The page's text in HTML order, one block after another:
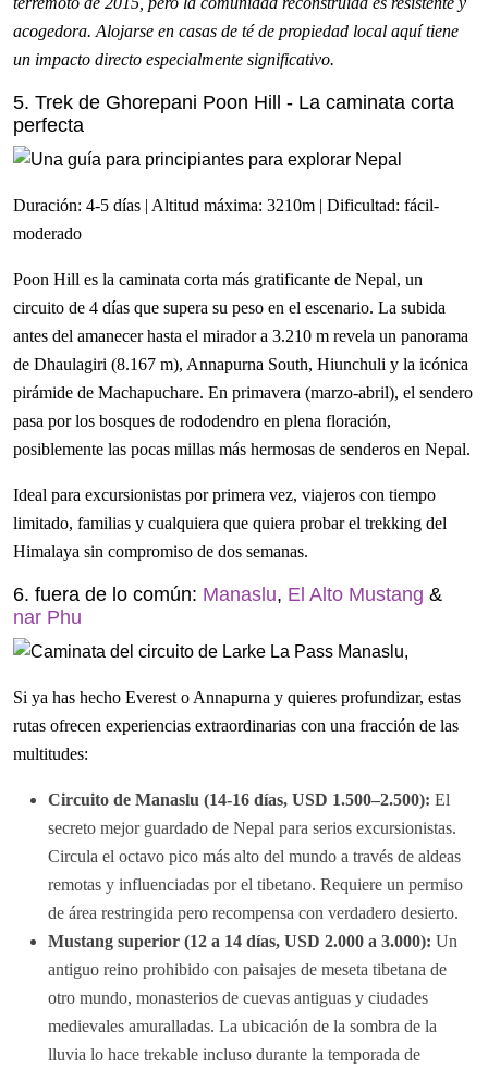
acogedora. Alojarse en casas de té de propiedad local aquí tiene
un impacto directo especialmente significativo.
5. Trek de Ghorepani Poon Hill - La caminata corta
perfecta
Duración: 4-5 días | Altitud máxima: 3210m | Dificultad: fácil-
moderado
Poon Hill es la caminata corta más gratificante de Nepal, un
circuito de 4 días que supera su peso en el escenario. La subida
antes del amanecer hasta el mirador a 3.210 m revela un panorama
de Dhaulagiri (8.167 m), Annapurna South, Hiunchuli y la icónica
pirámide de Machapuchare. En primavera (marzo-abril), el sendero
pasa por los bosques de rododendro en plena floración,
posiblemente las pocas millas más hermosas de senderos en Nepal.
Ideal para excursionistas por primera vez, viajeros con tiempo
limitado, familias y cualquiera que quiera probar el trekking del
Himalaya sin compromiso de dos semanas.
6. fuera de lo común: Manaslu, El Alto Mustang &
nar Phu
Si ya has hecho Everest o Annapurna y quieres profundizar, estas
rutas ofrecen experiencias extraordinarias con una fracción de las
multitudes:
Circuito de Manaslu (14-16 días, USD 1.500–2.500): El
secreto mejor guardado de Nepal para serios excursionistas.
Circula el octavo pico más alto del mundo a través de aldeas
remotas y influenciadas por el tibetano. Requiere un permiso
de área restringida pero recompensa con verdadero desierto.
Mustang superior (12 a 14 días, USD 2.000 a 3.000): Un
antiguo reino prohibido con paisajes de meseta tibetana de
otro mundo, monasterios de cuevas antiguas y ciudades
medievales amuralladas. La ubicación de la sombra de la
lluvia lo hace trekable incluso durante la temporada de